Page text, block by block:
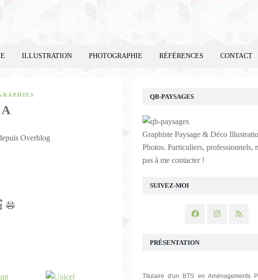
ILLUSTRATION PHOTOGRAPHIE RÉFÉRENCES CONTACT
Overblog
SUIVEZ-MOI
QB-PAYSAGES
Graphiste Paysage & Déco
Photos. Particuliers, professionnels,
pas à me contacter !
PRÉSENTATION
Titulaire d'un BTS en Aménagements